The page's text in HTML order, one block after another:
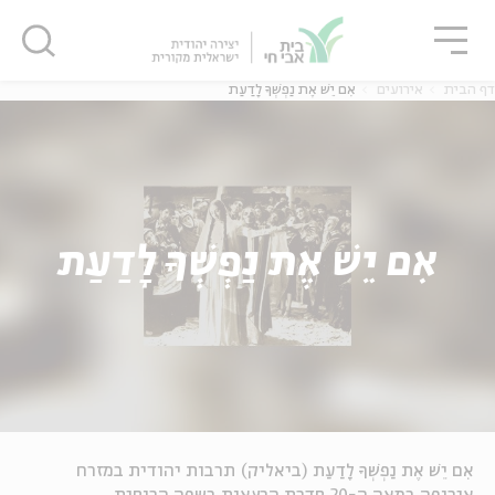
דף הבית אירועים אִם יֵשׁ אֶת נַפְשְׁךָ לָדַעַת
אִם יֵשׁ אֶת נַפְשְׁךָ לָדַעַת
אִם יֵשׁ אֶת נַפְשְׁךָ לָדַעַת (ביאליק) תרבות יהודית במזרח
סגור